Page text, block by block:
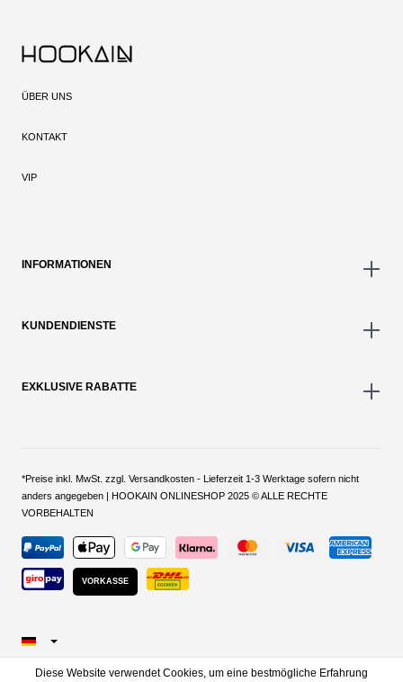
ÜBER UNS
KONTAKT
VIP
INFORMATIONEN
KUNDENDIENSTE
EXKLUSIVE RABATTE
*Preise inkl. MwSt. zzgl. Versandkosten - Lieferzeit 1-3 Werktage sofern nicht
anders angegeben | HOOKAIN ONLINESHOP 2025 © ALLE RECHTE
VORBEHALTEN
VORKASSE
Diese Website verwendet Cookies, um eine bestmögliche Erfahrung